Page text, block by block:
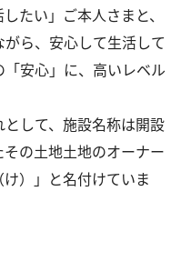
たい」ご本人さまと、
がら、安心して生活して
安心」に、高いレベル
して、施設名称は開設
の土地土地のオーナー
）」と名付けていま